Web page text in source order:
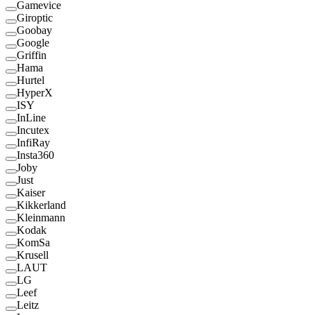
Gamevice
Giroptic
Goobay
Google
Griffin
Hama
Hurtel
HyperX
ISY
InLine
Incutex
InfiRay
Insta360
Joby
Just
Kaiser
Kikkerland
Kleinmann
Kodak
KomSa
Krusell
LAUT
LG
Leef
Leitz